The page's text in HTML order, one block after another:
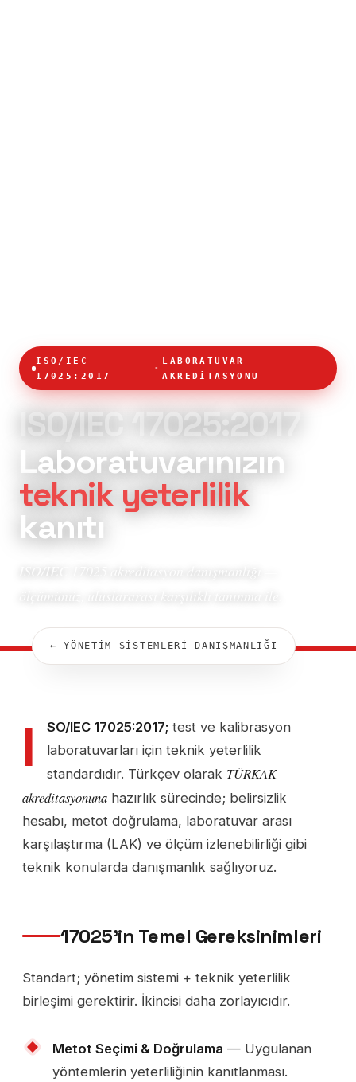
ISO/IEC
17025:2017
· LABORATUVAR
AKREDİTASYONU
ISO/IEC 17025:2017
Laboratuvarınızın
teknik yeterlilik
kanıtı
ISO/IEC 17025 akreditasyon danışmanlığı —
← YÖNETİM SİSTEMLERİ DANIŞMANLIĞI
I SO/IEC 17025:2017; test ve kalibrasyon
laboratuvarları için teknik yeterlilik
standardıdır. Türkçev olarak TÜRKAK
akreditasyonuna hazırlık sürecinde; belirsizlik
hesabı, metot doğrulama, laboratuvar arası
karşılaştırma (LAK) ve ölçüm izlenebilirliği gibi
teknik konularda danışmanlık sağlıyoruz.
17025'in Temel Gereksinimleri
Standart; yönetim sistemi + teknik yeterlilik
birleşimi gerektirir. İkincisi daha zorlayıcıdır.
Metot Seçimi & Doğrulama — Uygulanan
yöntemlerin yeterliliğinin kanıtlanması.